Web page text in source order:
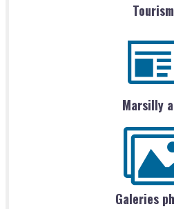
Marsilly
Galeries